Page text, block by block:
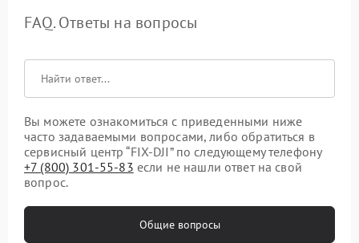
FAQ. Ответы на вопросы
Вы можете ознакомиться с приведенными ниже
часто задаваемыми вопросами, либо обратиться в
сервисный центр “FIX-DJI” по следующему телефону
+7 (800) 301-55-83 если не нашли ответ на свой
вопрос.
Общие вопросы